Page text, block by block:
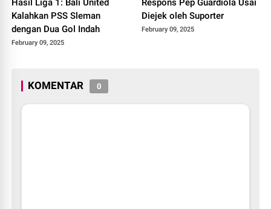
Hasil Liga 1: Bali United
Kalahkan PSS Sleman
dengan Dua Gol Indah
February 09, 2025
Respons Pep Guardiola Usai
Diejek oleh Suporter
February 09, 2025
KOMENTAR 0